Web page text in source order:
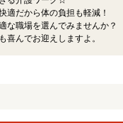
適だから体の負担も軽減！
な職場を選んでみませんか？
喜んでお迎えしますよ。